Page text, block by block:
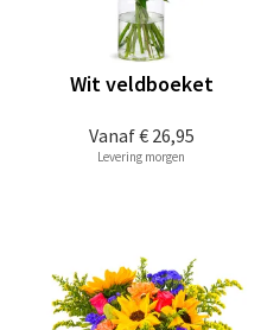
Vanaf€ 26,95
Wit veldboeket
Levering morgen